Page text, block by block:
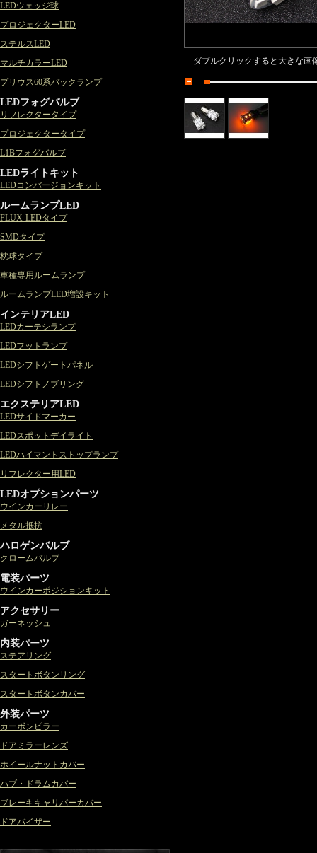
ダブルクリックすると大きな画
LEDウェッジ球
プロジェクターLED
ステルスLED
マルチカラーLED
プリウス60系バックランプ
LEDフォグバルブ
リフレクタータイプ
プロジェクタータイプ
L1Bフォグバルブ
LEDライトキット
LEDコンバージョンキット
ルームランプLED
FLUX-LEDタイプ
SMDタイプ
枕球タイプ
車種専用ルームランプ
ルームランプLED増設キット
インテリアLED
LEDカーテシランプ
LEDフットランプ
LEDシフトゲートパネル
LEDシフトノブリング
エクステリアLED
LEDサイドマーカー
LEDスポットデイライト
LEDハイマントストップランプ
リフレクター用LED
LEDオプションパーツ
ウインカーリレー
メタル抵抗
ハロゲンバルブ
クロームバルブ
電装パーツ
ウインカーポジションキット
アクセサリー
ガーネッシュ
内装パーツ
ステアリング
スタートボタンリング
スタートボタンカバー
外装パーツ
カーボンピラー
ドアミラーレンズ
ホイールナットカバー
ハブ・ドラムカバー
ブレーキキャリパーカバー
ドアバイザー